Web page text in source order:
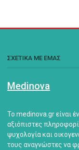
ΣΧΕΤΙΚΑ ΜΕ ΕΜΑΣ
Medinova
Το medinova.gr είναι
αξιόπιστες
ψυχολογία και
τους αναγνώστες να